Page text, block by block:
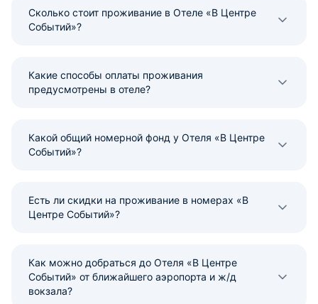
Сколько стоит проживание в Отеле «В Центре
Событий»?
Какие способы оплаты проживания
предусмотрены в отеле?
Какой общий номерной фонд у Отеля «В Центре
Событий»?
Есть ли скидки на проживание в номерах «В
Центре Событий»?
Как можно добраться до Отеля «В Центре
Событий» от ближайшего аэропорта и ж/д
вокзала?